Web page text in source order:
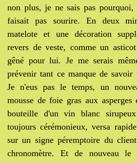
non plus, je ne sais pas
faisait pas sourire. En deux
matelote et une décoration
revers de veste, comme un
gêné pour lui. Je me serais
prévenir tant ce manque de savoir
Je n'eus pas le temps, un
mousse de foie gras aux asperges
bouteille d'un vin blanc
toujours cérémonieux, versa
sur un signe péremptoire du
chronomètre. Et de nouveau le